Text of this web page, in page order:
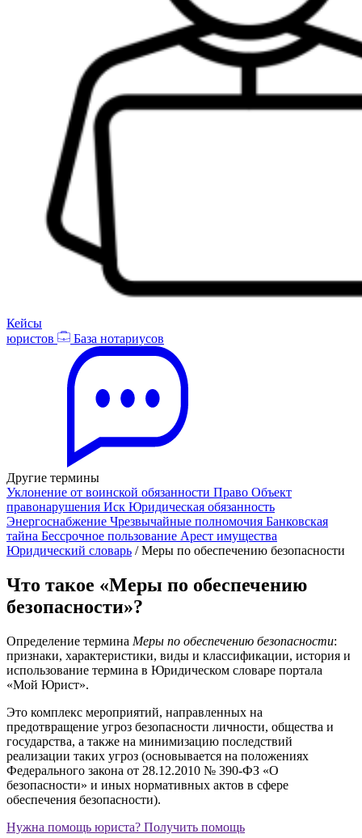
Кейсы
юристов
База нотариусов
Другие термины
Уклонение от воинской обязанности Право Объект
правонарушения Иск Юридическая обязанность
Энергоснабжение Чрезвычайные полномочия Банковская
тайна Бессрочное пользование Арест имущества
Юридический словарь /Меры по обеспечению безопасности
Что такое «Меры по обеспечению
безопасности»?
Определение термина Меры по обеспечению безопасности:
признаки, характеристики, виды и классификации, история и
использование термина в Юридическом словаре портала
«Мой Юрист».
Это комплекс мероприятий, направленных на
предотвращение угроз безопасности личности, общества и
государства, а также на минимизацию последствий
реализации таких угроз (основывается на положениях
Федерального закона от 28.12.2010 № 390-ФЗ «О
безопасности» и иных нормативных актов в сфере
обеспечения безопасности).
Нужна помощь юриста? Получить помощь